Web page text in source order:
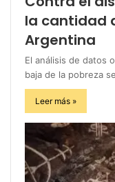
la cantidad
Argentina
El análisis de datos
baja de la pobreza
Leer más »